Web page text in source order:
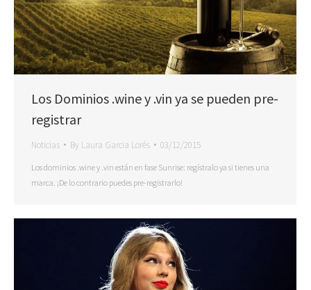
Los Dominios .wine y .vin ya se pueden pre-
registrar
Noticias By Laura Garcia Lorés 03/12/2015
Los dominios .wine y .vin están en fase Sunrise: regístralo ya si tienes una
marca. ¡De lo contrario puedes pre-registrarlo!